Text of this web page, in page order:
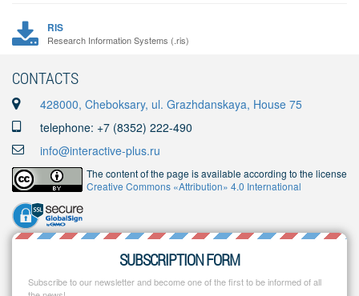
RIS
Research Information Systems (.ris)
CONTACTS
428000, Cheboksary, ul. Grazhdanskaya, House 75
telephone: +7 (8352) 222-490
info@interactive-plus.ru
The content of the page is available according to the license
Creative Commons «Attribution» 4.0 International
SUBSCRIPTION FORM
Subscribe to our newsletter and become one of the first to be informed of all